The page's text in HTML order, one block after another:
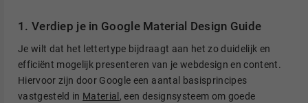
1. Verdiep je in Google Material Design Guide
Je wilt dat het lettertype bijdraagt aan het zo duidelijk en
efficiënt mogelijk presenteren van je webdesign en content.
Hiervoor zijn door Google een aantal basisprincipes
vastgesteld in Material , een designsysteem om goede